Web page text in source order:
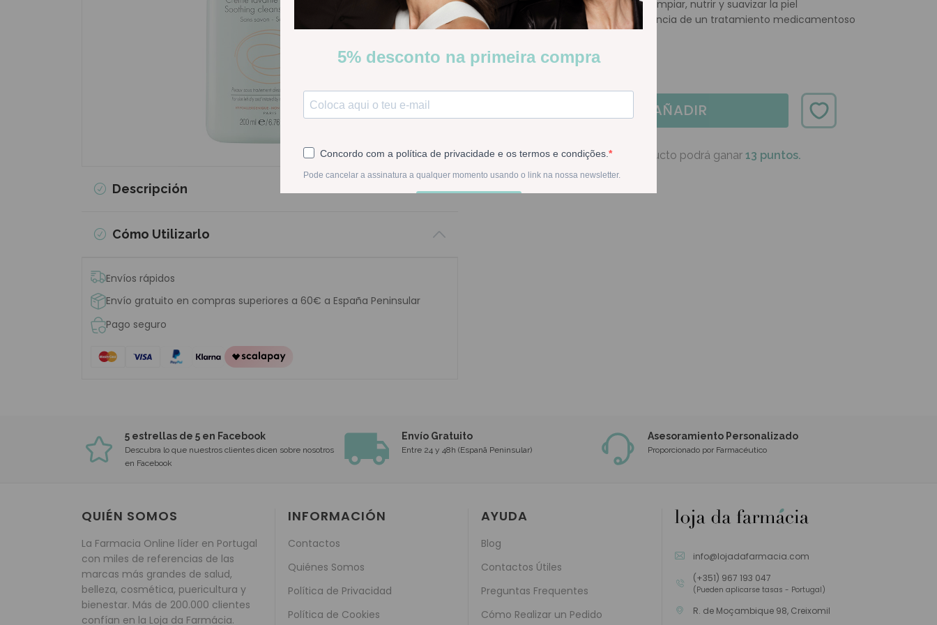
Descripción
Cómo Utilizarlo
Envíos rápidos
Envío gratuito en compras superiores a 60€ a España Peninsular
Pago seguro
Crema limpiadora indicada para limpiar, nutrir y suavizar la piel
deshidratada o irritada, consecuencia de un tratamiento medicamentoso
AÑADIR
En la compra de este producto podrá ganar 13 puntos.
5 estrellas de 5 en Facebook
Descubra lo que nuestros clientes dicen sobre nosotros
en Facebook
Envío Gratuito
Entre 24 y 48h (Espanã Peninsular)
Asesoramiento Personalizado
Proporcionado por Farmacéutico
QUIÉN SOMOS
La Farmacia Online líder en Portugal
con miles de referencias de las
marcas más grandes de salud,
belleza, cosmética, puericultura y
bienestar. Más de 200.000 clientes
confían en la Loja da Farmácia.
INFORMACIÓN
Contactos
Quiénes Somos
Política de Privacidad
Política de Cookies
AYUDA
Blog
Contactos Útiles
Preguntas Frequentes
Cómo Realizar un Pedido
info@lojadafarmacia.com
(+351) 967 193 047
(Pueden aplicarse tasas - Portugal)
R. de Moçambique 98, Creixomil